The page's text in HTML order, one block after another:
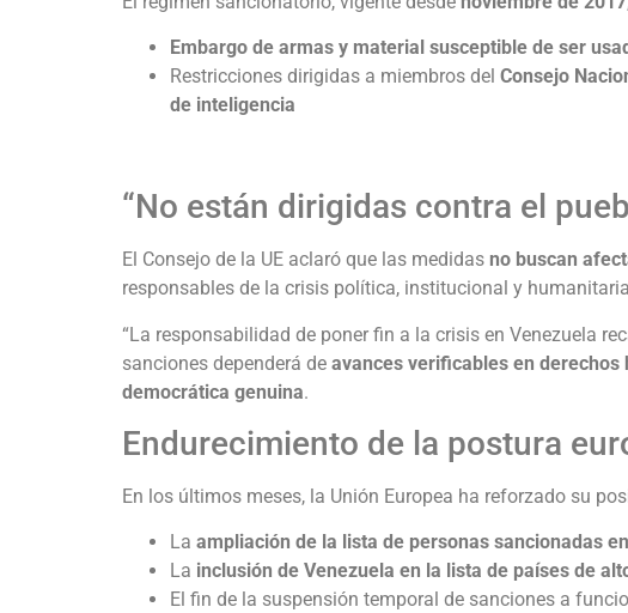
Embargo de armas y material susceptible de ser
Restricciones dirigidas a miembros del Consejo
de inteligencia
“No están dirigidas contra el
El Consejo de la UE aclaró que las medidas no buscan
responsables de la crisis política, institucional y
“La responsabilidad de poner fin a la crisis en Venezuela
sanciones dependerá de avances verificables en derechos
democrática genuina.
Endurecimiento de la postura
En los últimos meses, la Unión Europea ha reforzado su
La ampliación de la lista de personas sancionadas
La inclusión de Venezuela en la lista de países de
El fin de la suspensión temporal de sanciones a